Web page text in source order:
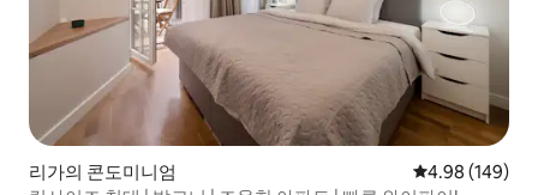
리가의 콘도미니엄 평점 4.98점(5
4.98 (149)